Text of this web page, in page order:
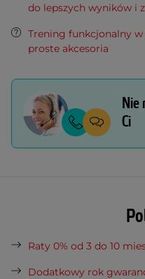
do lepszych wyników i
Trening funkcjonalny w
proste akcesoria
Nie
Ci
Raty 0% od 3 do 10
Dodatkowy rok